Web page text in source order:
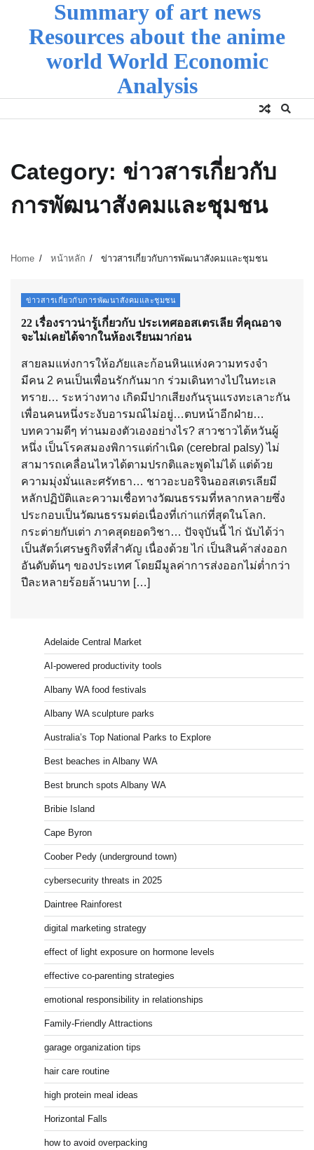
content
Summary of art news
Resources about the anime
world World Economic
Analysis
Category: ข่าวสารเกี่ยวกับ
การพัฒนาสังคมและชุมชน
Home หน้าหลัก ข่าวสารเกี่ยวกับการพัฒนาสังคมและชุมชน
ข่าวสารเกี่ยวกับการพัฒนาสังคมและชุมชน
22 เรื่องราวน่ารู้เกี่ยวกับ ประเทศออสเตรเลีย ที่คุณอาจ
จะไม่เคยได้จากในห้องเรียนมาก่อน
สายลมแห่งการให้อภัยและก้อนหินแห่งความทรงจำ
มีคน 2 คนเป็นเพื่อนรักกันมาก ร่วมเดินทางไปในทะเล
ทราย… ระหว่างทาง เกิดมีปากเสียงกันรุนแรงทะเลาะกัน
เพื่อนคนหนึ่งระงับอารมณ์ไม่อยู่…ตบหน้าอีกฝ่าย…
บทความดีๆ ท่านมองตัวเองอย่างไร? สาวชาวไต้หวันผู้
หนึ่ง เป็นโรคสมองพิการแต่กำเนิด (cerebral palsy) ไม่
สามารถเคลื่อนไหวได้ตามปรกติและพูดไม่ได้ แต่ด้วย
ความมุ่งมั่นและศรัทธา… ชาวอะบอริจินออสเตรเลียมี
หลักปฏิบัติและความเชื่อทางวัฒนธรรมที่หลากหลายซึ่ง
ประกอบเป็นวัฒนธรรมต่อเนื่องที่เก่าแก่ที่สุดในโลก.
กระต่ายกับเต่า ภาคสุดยอดวิชา… ปัจจุบันนี้ ไก่ นับได้ว่า
เป็นสัตว์เศรษฐกิจที่สำคัญ เนื่องด้วย ไก่ เป็นสินค้าส่งออก
อันดับต้นๆ ของประเทศ โดยมีมูลค่าการส่งออกไม่ต่ำกว่า
ปีละหลายร้อยล้านบาท […]
Adelaide Central Market
AI-powered productivity tools
Albany WA food festivals
Albany WA sculpture parks
Australia’s Top National Parks to Explore
Best beaches in Albany WA
Best brunch spots Albany WA
Bribie Island
Cape Byron
Coober Pedy (underground town)
cybersecurity threats in 2025
Daintree Rainforest
digital marketing strategy
effect of light exposure on hormone levels
effective co-parenting strategies
emotional responsibility in relationships
Family-Friendly Attractions
garage organization tips
hair care routine
high protein meal ideas
Horizontal Falls
how to avoid overpacking